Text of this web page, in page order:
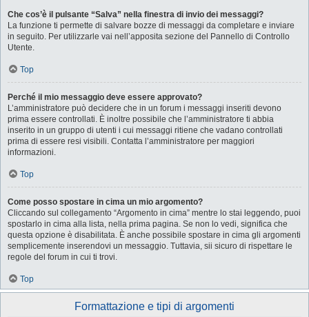
Che cos’è il pulsante “Salva” nella finestra di invio dei messaggi?
La funzione ti permette di salvare bozze di messaggi da completare e inviare
in seguito. Per utilizzarle vai nell’apposita sezione del Pannello di Controllo
Utente.
Top
Perché il mio messaggio deve essere approvato?
L’amministratore può decidere che in un forum i messaggi inseriti devono
prima essere controllati. È inoltre possibile che l’amministratore ti abbia
inserito in un gruppo di utenti i cui messaggi ritiene che vadano controllati
prima di essere resi visibili. Contatta l’amministratore per maggiori
informazioni.
Top
Come posso spostare in cima un mio argomento?
Cliccando sul collegamento “Argomento in cima” mentre lo stai leggendo, puoi
spostarlo in cima alla lista, nella prima pagina. Se non lo vedi, significa che
questa opzione è disabilitata. È anche possibile spostare in cima gli argomenti
semplicemente inserendovi un messaggio. Tuttavia, sii sicuro di rispettare le
regole del forum in cui ti trovi.
Top
Formattazione e tipi di argomenti